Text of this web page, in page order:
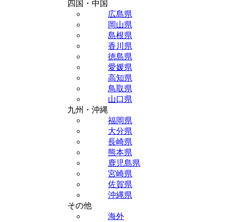
四国・中国
広島県
岡山県
島根県
香川県
徳島県
愛媛県
高知県
鳥取県
山口県
九州・沖縄
福岡県
大分県
長崎県
熊本県
鹿児島県
宮崎県
佐賀県
沖縄県
その他
海外